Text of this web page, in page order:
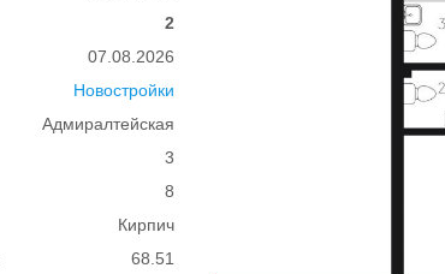
2
07.08.2026
Новостройки
Адмиралтейская
3
8
Кирпич
68.51